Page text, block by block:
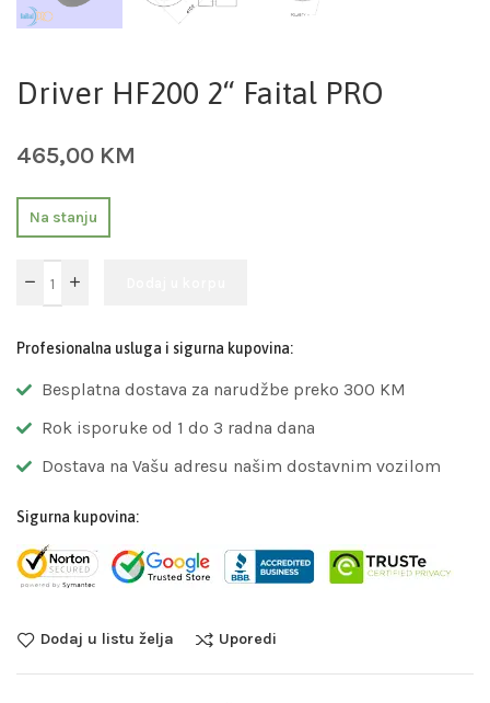
Driver HF200 2“ Faital PRO
465,00 KM
Na stanju
Profesionalna usluga i sigurna kupovina:
Besplatna dostava za narudžbe preko 300 KM
Rok isporuke od 1 do 3 radna dana
Dostava na Vašu adresu našim dostavnim vozilom
Sigurna kupovina:
Dodaj u listu želja Uporedi